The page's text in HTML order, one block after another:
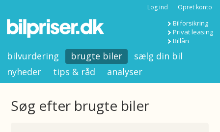
Log ind Opret konto
Bilforsikring
Privat leasing
Billån
bilvurdering brugte biler
sælg din bil
nyheder
tips & råd analyser
Søg efter brugte biler